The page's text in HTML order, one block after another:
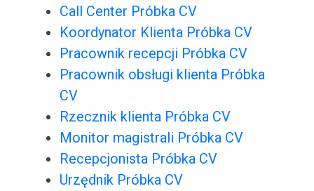
Call Center Próbka CV
Koordynator Klienta Próbka CV
Pracownik recepcji Próbka CV
Pracownik obsługi klienta Próbka
CV
Rzecznik klienta Próbka CV
Monitor magistrali Próbka CV
Recepcjonista Próbka CV
Urzędnik Próbka CV